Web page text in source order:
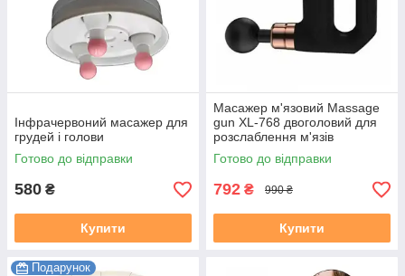
Інфрачервоний масажер для
грудей і голови
Готово до відправки
580 ₴
Купити
Масажер м'язовий Massage
gun XL-768 двоголовий для
розслаблення м'язів
Готово до відправки
792 ₴ 990 ₴
Купити
Подарунок